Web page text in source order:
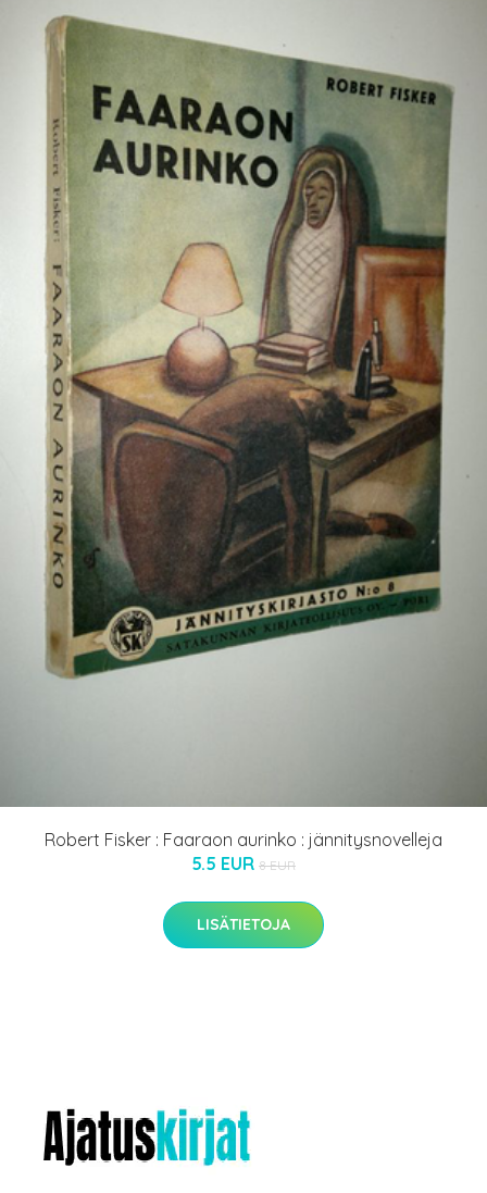
Robert Fisker : Faaraon aurinko : jännitysnovelleja
5.5 EUR 8 EUR
LISÄTIETOJA